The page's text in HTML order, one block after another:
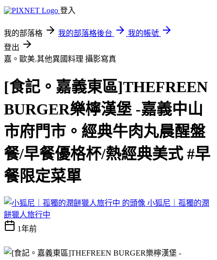
登入
我的部落格 我的部落格後台
我的帳號
登出
嘉。歐美.其他異國料理 攝影寫真
[食記。嘉義東區]THEFREEN
BURGER樂檸漢堡 -嘉義中山
市府門市。經典牛肉丸晨醒盤
餐/早餐優格杯/熱經典美式 #早
餐限定菜單
小狐尼｜孤獨的潤
餅獵人旅行中
1年前